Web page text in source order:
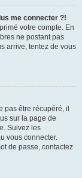
me connecter ?!
votre compte. En
ne postant pas
arrive, tentez de vous
pas être récupéré, il
sur la page de
. Suivez les
vous connecter.
de passe, contactez